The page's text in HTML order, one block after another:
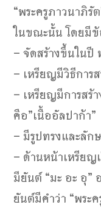
“พระครูภาวนาภิรั
ในขณะนั้น โดยมี
– จัดสร้างขึ้นใน
– เหรียญมีวิธีการ
– เหรียญมีการสร้
คือ”เนื้ออัลปาก้า”
– มีรูปทรงและลัก
– ด้านหน้าเหรีย
มียันต์ “มะ อะ อุ”
ยันต์มีคำว่า “พระ